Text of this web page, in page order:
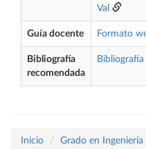
Val
Guía docente Formato
Bibliografía
recomendada
Bibliografía
Inicio
Grado en